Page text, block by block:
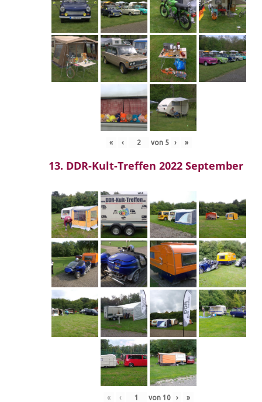
« ‹ von 5 › »
13. DDR-Kult-Treffen 2022 September
« ‹ von 10 › »